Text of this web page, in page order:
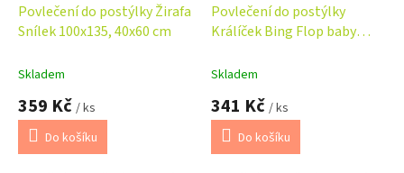
Povlečení do postýlky Žirafa
Snílek 100x135, 40x60 cm
Skladem
359 Kč / ks
Do košíku
Povlečení do postýlky
Králíček Bing Flop baby
Skladem
341 Kč / ks
Do košíku